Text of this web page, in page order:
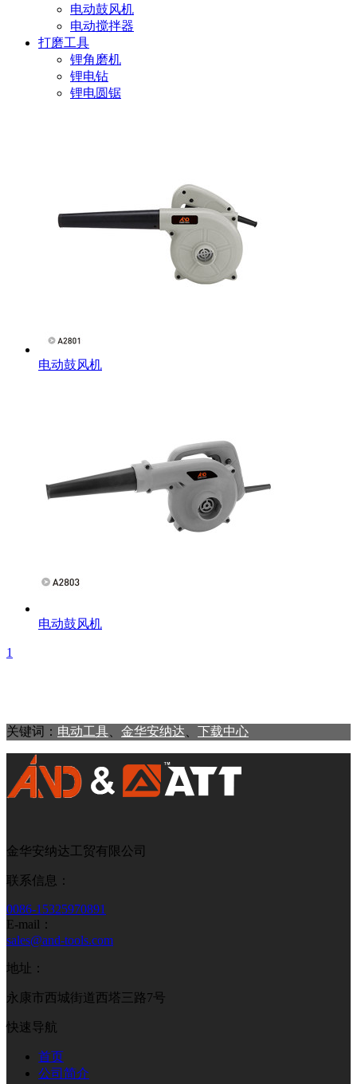
电动鼓风机
电动搅拌器
打磨工具
锂角磨机
锂电钻
锂电圆锯
电动鼓风机
电动鼓风机
1
关键词： 电动工具 金华安纳达 下载中心
金华安纳达工贸有限公司
联系信息：
0086-15325970891
E-mail：
sales@and-tools.com
地址：
永康市西城街道西塔三路7号
快速导航
首页
公司简介